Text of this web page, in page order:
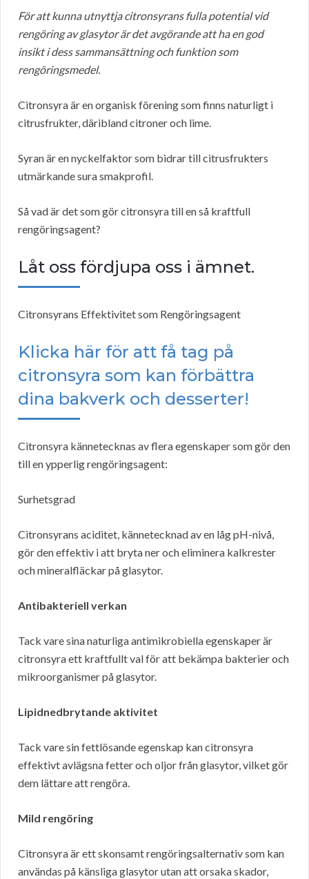
För att kunna utnyttja citronsyrans fulla potential vid
rengöring av glasytor är det avgörande att ha en god
insikt i dess sammansättning och funktion som
rengöringsmedel.
Citronsyra är en organisk förening som finns naturligt i
citrusfrukter, däribland citroner och lime.
Syran är en nyckelfaktor som bidrar till citrusfrukters
utmärkande sura smakprofil.
Så vad är det som gör citronsyra till en så kraftfull
rengöringsagent?
Låt oss fördjupa oss i ämnet.
Citronsyrans Effektivitet som Rengöringsagent
Klicka här för att få tag på
citronsyra som kan förbättra
dina bakverk och desserter!
Citronsyra kännetecknas av flera egenskaper som gör den
till en ypperlig rengöringsagent:
Surhetsgrad
Citronsyrans aciditet, kännetecknad av en låg pH-nivå,
gör den effektiv i att bryta ner och eliminera kalkrester
och mineralfläckar på glasytor.
Antibakteriell verkan
Tack vare sina naturliga antimikrobiella egenskaper är
citronsyra ett kraftfullt val för att bekämpa bakterier och
mikroorganismer på glasytor.
Lipidnedbrytande aktivitet
Tack vare sin fettlösande egenskap kan citronsyra
effektivt avlägsna fetter och oljor från glasytor, vilket gör
dem lättare att rengöra.
Mild rengöring
Citronsyra är ett skonsamt rengöringsalternativ som kan
användas på känsliga glasytor utan att orsaka skador,